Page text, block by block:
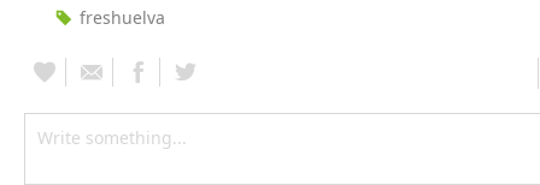
freshuelva